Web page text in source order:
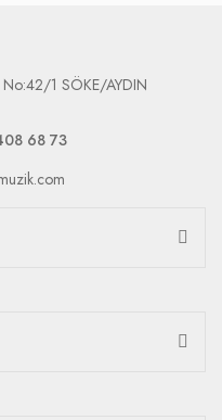
1 SÖKE/AYDIN
68 73